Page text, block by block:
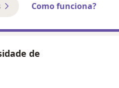
Como funciona?
de